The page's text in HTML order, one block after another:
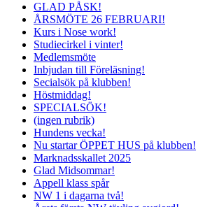
GLAD PÅSK!
ÅRSMÖTE 26 FEBRUARI!
Kurs i Nose work!
Studiecirkel i vinter!
Medlemsmöte
Inbjudan till Föreläsning!
Secialsök på klubben!
Höstmiddag!
SPECIALSÖK!
(ingen rubrik)
Hundens vecka!
Nu startar ÖPPET HUS på klubben!
Marknadsskallet 2025
Glad Midsommar!
Appell klass spår
NW 1 i dagarna två!